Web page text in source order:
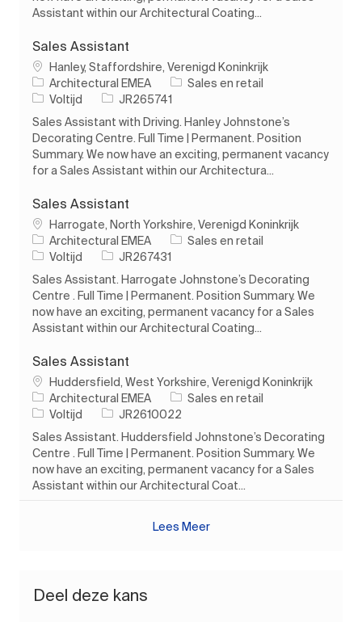
Assistant within our Architectural Coating...
Sales Assistant
PlaatsHanley, Staffordshire, Verenigd Koninkrijk
Architectural EMEA
Categorie
Sales en retail
Soort baan
Voltijd Taak-ID
JR265741
Sales Assistant with Driving. Hanley Johnstone’s
Decorating Centre. Full Time | Permanent. Position
Summary. We now have an exciting, permanent vacancy
for a Sales Assistant within our Architectura...
Sales Assistant
PlaatsHarrogate, North Yorkshire, Verenigd Koninkrijk
Architectural EMEA
Categorie
Sales en retail
Soort baan
Voltijd Taak-ID
JR267431
Sales Assistant. Harrogate Johnstone’s Decorating
Centre . Full Time | Permanent. Position Summary. We
now have an exciting, permanent vacancy for a Sales
Assistant within our Architectural Coating...
Sales Assistant
PlaatsHuddersfield, West Yorkshire, Verenigd Koninkrijk
Architectural EMEA
Categorie
Sales en retail
Soort baan
Voltijd Taak-ID
JR2610022
Sales Assistant. Huddersfield Johnstone’s Decorating
Centre . Full Time | Permanent. Position Summary. We
now have an exciting, permanent vacancy for a Sales
Assistant within our Architectural Coat...
Lees Meer
Deel deze kans